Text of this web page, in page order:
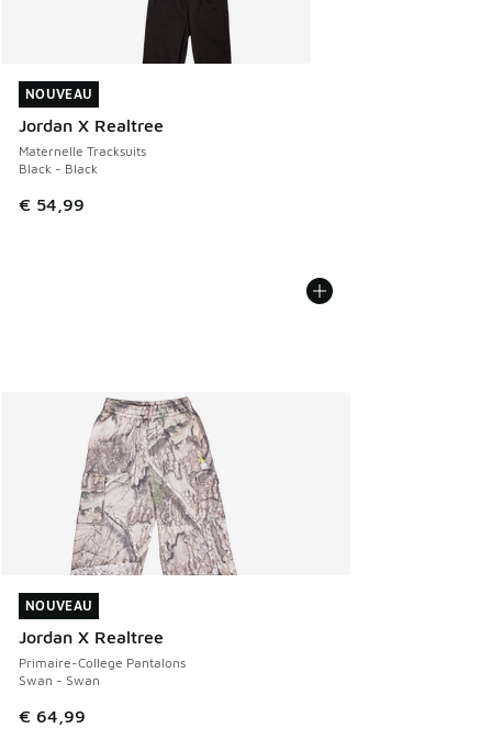
NOUVEAU
Jordan X Realtree
Maternelle Tracksuits
Black - Black
€ 54,99
NOUVEAU
NOUVEAU
Jordan X Realtree
Primaire-College Pantalons
Swan - Swan
€ 64,99
NOUVEAU